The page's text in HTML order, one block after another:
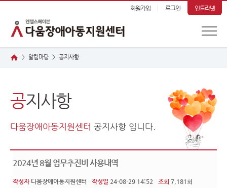
회원가입 로그인 인트라넷
> 알림마당 > 공지사항
공지사항
다움장애아동지원센터 공지사항 입니다.
2024년 8월 업무추진비 사용내역
작성자 다움장애아동지원센터 작성일 24-08-29 14:52 조회 7,181회